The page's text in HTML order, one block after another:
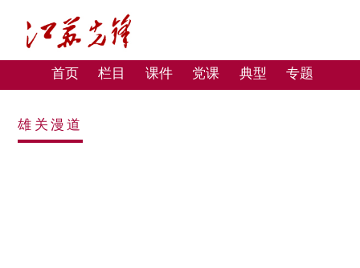
首页 栏目 课件 党课 典型 专题
雄关漫道